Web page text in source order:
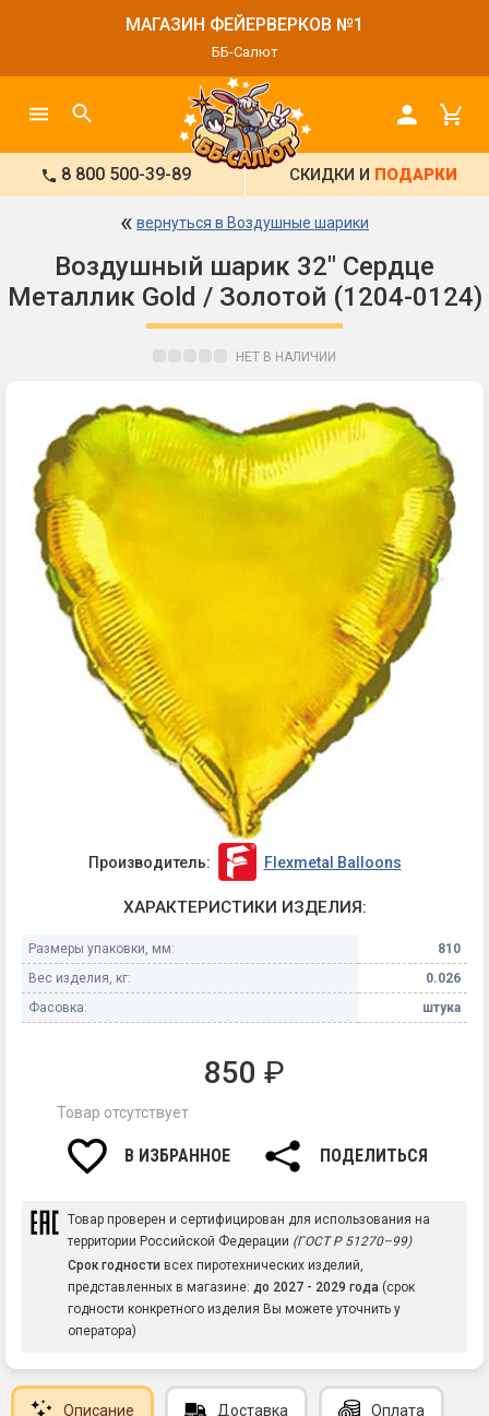
МАГАЗИН ФЕЙЕРВЕРКОВ №1
ББ-Салют
8 800 500-39-89 СКИДКИ И ПОДАРКИ
« вернуться в Воздушные шарики
Воздушный шарик 32" Сердце
Металлик Gold / Золотой (1204-0124)
НЕТ В НАЛИЧИИ
Производитель: Flexmetal Balloons
ХАРАКТЕРИСТИКИ ИЗДЕЛИЯ:
Размеры упаковки, мм:
810
Вес изделия, кг:
0.026
Фасовка:
штука
850 ₽
Товар отсутствует
В ИЗБРАННОЕ ПОДЕЛИТЬСЯ
Товар проверен и сертифицирован для использования на
территории Российской Федерации (ГОСТ Р 51270–99)
Срок годности всех пиротехнических изделий,
представленных в магазине: до 2027 - 2029 года (срок
годности конкретного изделия Вы можете уточнить у
оператора)
Описание Доставка Оплата